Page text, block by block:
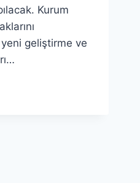
Kurum
geliştirme ve